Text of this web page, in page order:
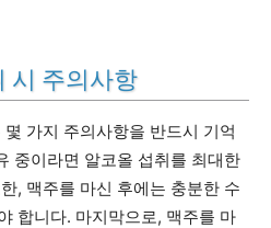
시 주의사항
가지 주의사항을 반드시 기억
중이라면 알코올 섭취를 최대한
, 맥주를 마신 후에는 충분한 수
합니다. 마지막으로, 맥주를 마